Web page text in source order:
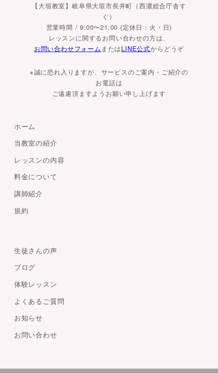
【大垣教室】岐阜県大垣市長井町（西濃総合庁舎す
ぐ）
営業時間 / 9:00〜21:00 (定休日：火・日)
レッスンに関するお問い合わせの方は、
お問い合わせフォーム またはLINE公式からどうぞ
※誠に恐れ入りますが、サービスのご案内・ご紹介の
お電話は
ご遠慮頂ますようお願い申し上げます
ホーム
当教室の紹介
レッスンの内容
料金について
講師紹介
規約
生徒さんの声
ブログ
体験レッスン
よくあるご質問
お知らせ
お問い合わせ